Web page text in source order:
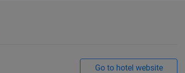
Go to hotel website